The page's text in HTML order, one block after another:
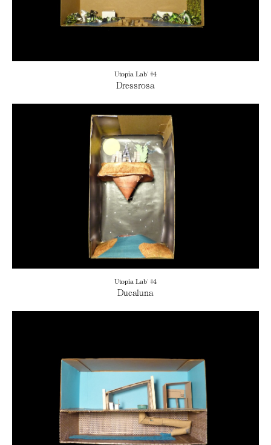
Utopia Lab' #4
Dressrosa
Utopia Lab' #4
Ducaluna